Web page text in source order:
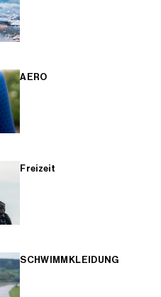
AERO
Freizeit
SCHWIMMKLEIDUNG